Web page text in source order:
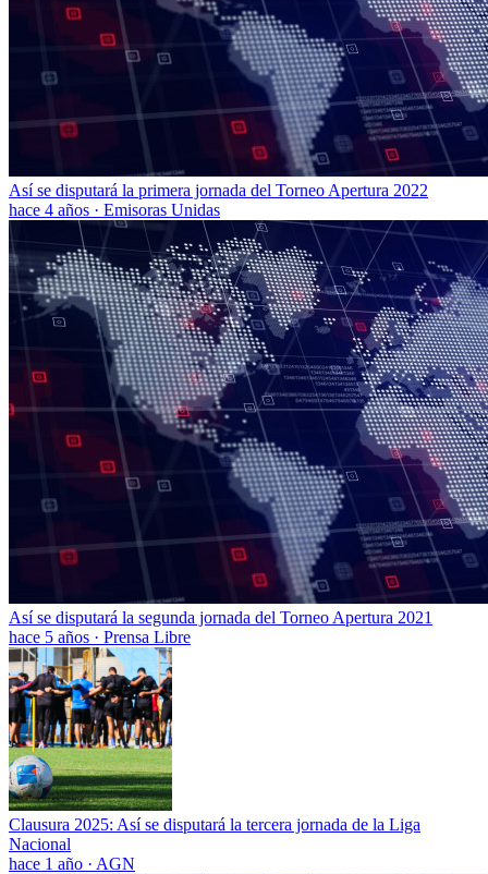
Así se disputará la primera jornada del Torneo Apertura 2022
hace 4 años · Emisoras Unidas
Así se disputará la segunda jornada del Torneo Apertura 2021
hace 5 años · Prensa Libre
Clausura 2025: Así se disputará la tercera jornada de la Liga
Nacional
hace 1 año · AGN